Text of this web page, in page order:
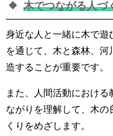
木でつながる人づ
身近な人と一緒に木で遊
を通じて、木と森林、河
造することが重要です。
また、人間活動におけ
ながりを理解して、木
くりをめざします。